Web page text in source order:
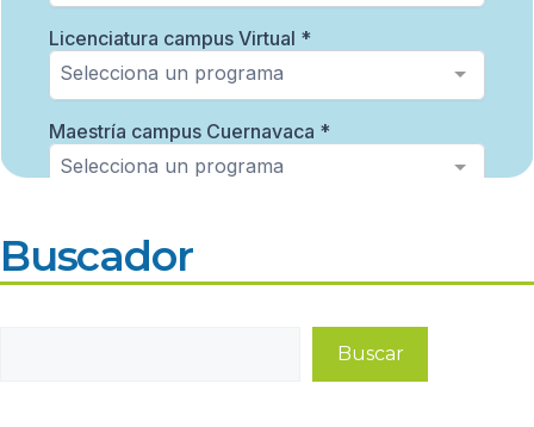
Buscador
Buscar